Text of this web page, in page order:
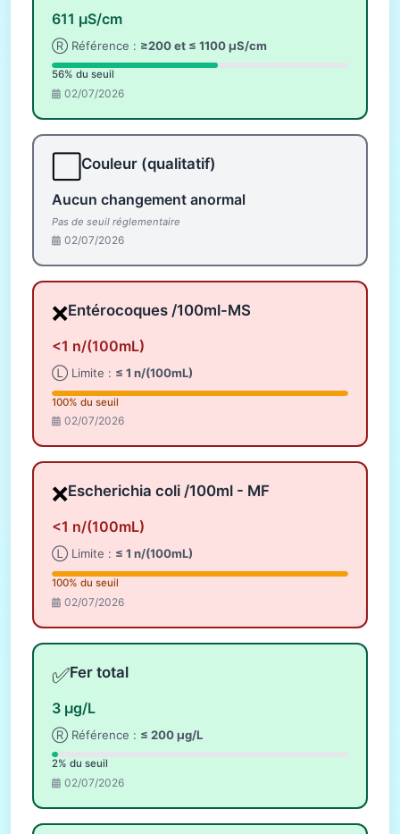
611 µS/cm
Ⓡ Référence : ≥200 et ≤ 1100 µS/cm
56% du seuil
02/07/2026
Couleur (qualitatif)
Aucun changement anormal
Pas de seuil réglementaire
02/07/2026
❌Entérocoques /100ml-MS
<1 n/(100mL)
Ⓛ Limite : ≤ 1 n/(100mL)
100% du seuil
02/07/2026
❌Escherichia coli /100ml - MF
<1 n/(100mL)
Ⓛ Limite : ≤ 1 n/(100mL)
100% du seuil
02/07/2026
✅Fer total
3 µg/L
Ⓡ Référence : ≤ 200 µg/L
2% du seuil
02/07/2026